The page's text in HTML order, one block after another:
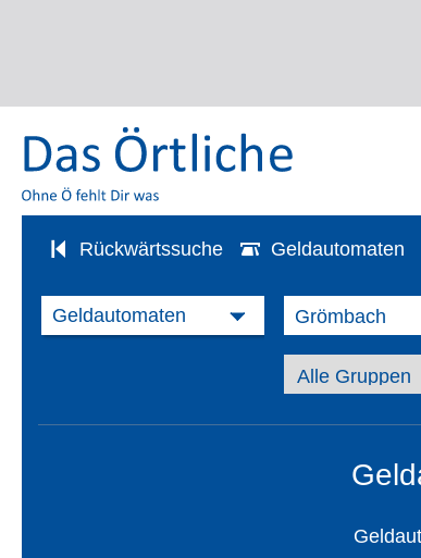
Rückwärtssuche Geldautomaten